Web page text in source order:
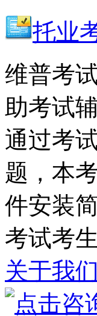
托业
维普考
助考试
通过考
题，本
件安装
考试考
关于我们